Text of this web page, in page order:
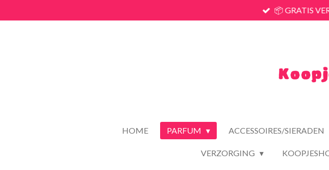
direct
📦 GRATIS
HOME PARFUM ACCESSOIRES/SIERADEN
VERZORGING